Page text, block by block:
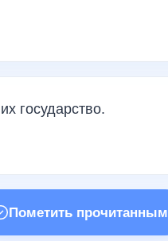
государство.
Пометить прочитанным